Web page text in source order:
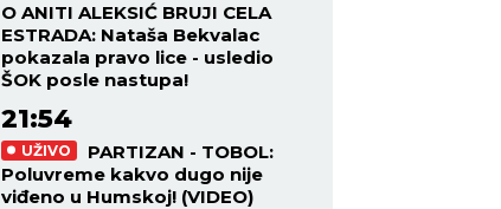
O ANITI ALEKSIĆ BRUJI CELA
ESTRADA: Nataša Bekvalac
pokazala pravo lice - usledio
ŠOK posle nastupa!
21:54
UŽIVO
PARTIZAN - TOBOL:
Poluvreme kakvo dugo nije
viđeno u Humskoj! (VIDEO)